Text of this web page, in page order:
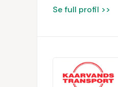
Se full profil >>